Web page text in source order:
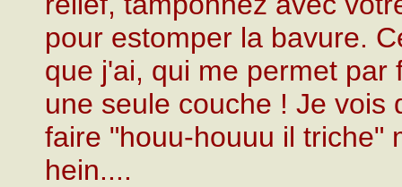
pour estomper la bavure.
que j'ai, qui me permet
une seule couche ! Je vois
faire "houu-houuu il triche"
hein....